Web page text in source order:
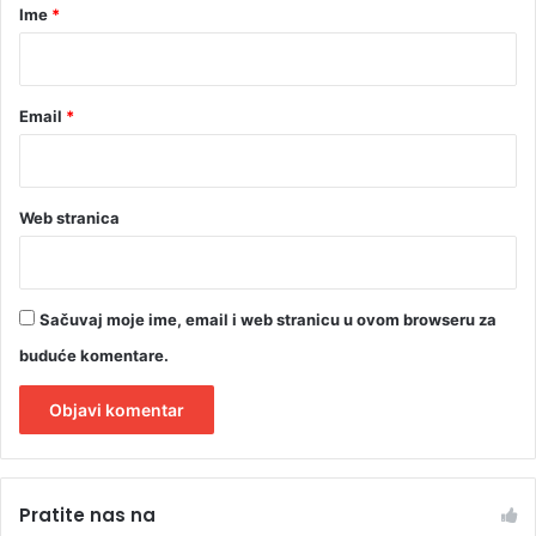
l
n
g
l
z
i
rIme *
Email *
Web stranica
Sačuvaj moje ime, email i web stranicu u ovom browseru za
buduće komentare.
tPratite nas na